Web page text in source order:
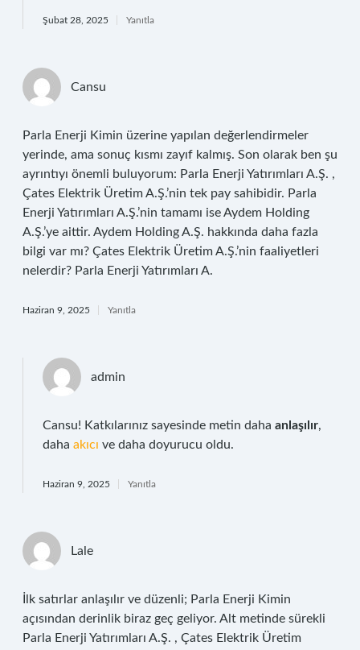
Şubat 28, 2025 Yanıtla
Cansu
Parla Enerji Kimin üzerine yapılan değerlendirmeler
yerinde, ama sonuç kısmı zayıf kalmış. Son olarak ben şu
ayrıntıyı önemli buluyorum: Parla Enerji Yatırımları A.Ş. ,
Çates Elektrik Üretim A.Ş.’nin tek pay sahibidir. Parla
Enerji Yatırımları A.Ş.’nin tamamı ise Aydem Holding
A.Ş.’ye aittir. Aydem Holding A.Ş. hakkında daha fazla
bilgi var mı? Çates Elektrik Üretim A.Ş.’nin faaliyetleri
nelerdir? Parla Enerji Yatırımları A.
Haziran 9, 2025 Yanıtla
admin
Cansu! Katkılarınız sayesinde metin daha anlaşılır,
daha akıcı ve daha doyurucu oldu.
Haziran 9, 2025 Yanıtla
Lale
İlk satırlar anlaşılır ve düzenli; Parla Enerji Kimin
açısından derinlik biraz geç geliyor. Alt metinde sürekli
Parla Enerji Yatırımları A.Ş. , Çates Elektrik Üretim